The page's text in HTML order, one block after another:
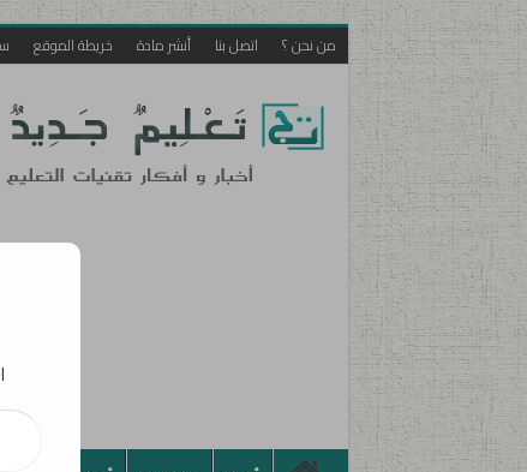
من نحن ؟ اتصل بنا أنشر مادة خريطة الموقع
كتابة